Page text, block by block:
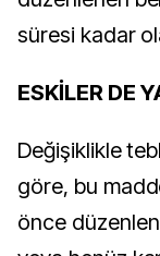
süresi kadar
ESKİLER DE
Değişiklikle
göre, bu
önce